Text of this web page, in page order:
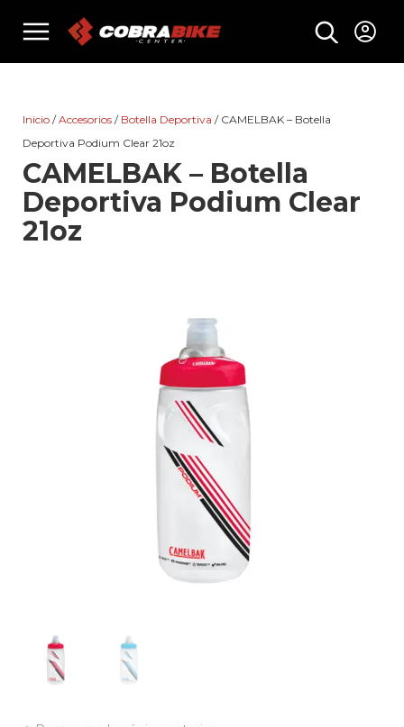
menu
Inicio /Accesorios / Botella Deportiva / CAMELBAK – Botella
Deportiva Podium Clear 21oz
CAMELBAK – Botella
Deportiva Podium Clear
21oz